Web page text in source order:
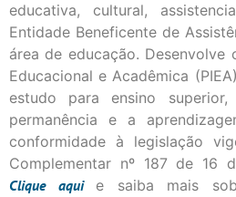
educativa, cultural,
Entidade Beneficente de
área de educação. Desenvolve
Educacional e Acadêmica
estudo para ensino
permanência e a
conformidade à legislação
Complementar nº 187 de 16
Cliqueaqui
e saiba mais